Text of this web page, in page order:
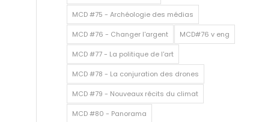
MCD #75 - Archéologie des médias
MCD #76 - Changer l'argent MCD#76 v eng
MCD #77 - La politique de l'art
MCD #78 - La conjuration des drones
MCD #79 - Nouveaux récits du climat
MCD #80 - Panorama